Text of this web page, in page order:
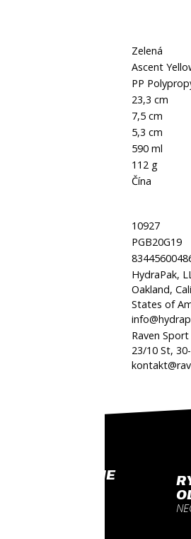
Zelená
Ascent
PP
23,3 cm
7,5 cm
5,3 cm
590 ml
112 g
Čína
10927
PGB20G19
HydraPak,
Oakland,
States of
Raven
23/10 St,
PROFESIONÁLNE